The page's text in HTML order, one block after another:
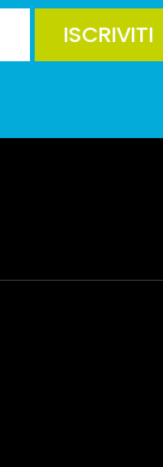
ISCRIVITI